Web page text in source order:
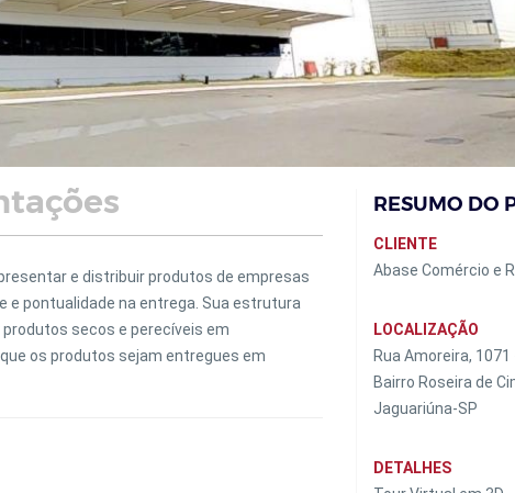
e distribuir produtos de empresas
e pontualidade na entrega. Sua estrutura
secos e perecíveis em
os produtos sejam entregues em
RESUMO DO
CLIENTE
Abase Comércio e
LOCALIZAÇÃO
Rua Amoreira,
Bairro Roseira de
Jaguariúna-SP
DETALHES